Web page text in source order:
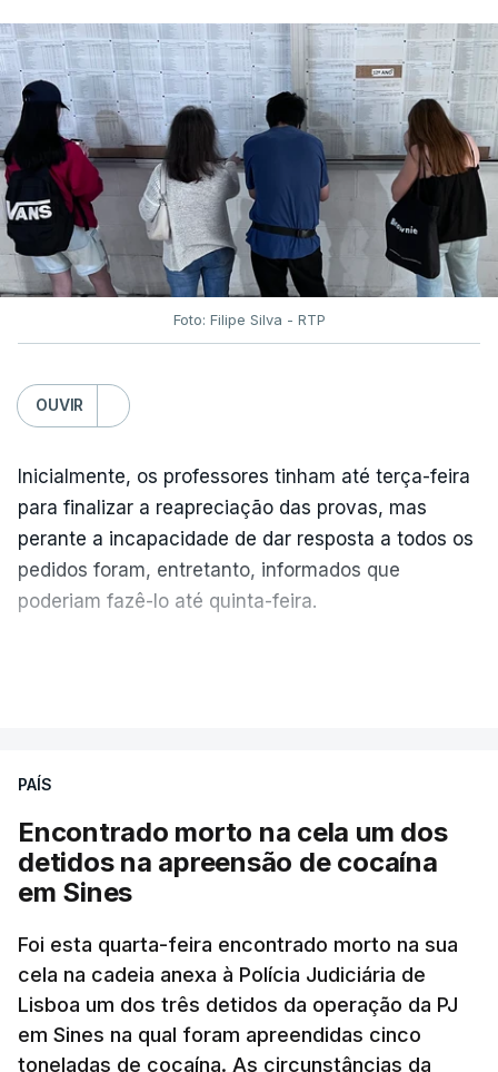
Foto: Filipe Silva - RTP
OUVIR
Inicialmente, os professores tinham até terça-feira
para finalizar a reapreciação das provas, mas
perante a incapacidade de dar resposta a todos os
pedidos foram, entretanto, informados que
poderiam fazê-lo até quinta-feira.
No domingo, estavam concluídos cerca de 50 por
cento dos mais de 20 mil pedidos de reapreciação,
mas Cristina Mota, porta-voz da Missão Escola
Pública, tem dúvidas de que o processo esteja
"Durante o fim de semana e nos últimos dias,
apercebamo-nos que ainda estão a ser
convocados professores para reapreciações"
PAÍS
Encontrado morto na cela um dos
detidos na apreensão de cocaína
em Sines
Foi esta quarta-feira encontrado morto na sua
cela na cadeia anexa à Polícia Judiciária de
Lisboa um dos três detidos da operação da PJ
em Sines na qual foram apreendidas cinco
toneladas de cocaína. As circunstâncias da